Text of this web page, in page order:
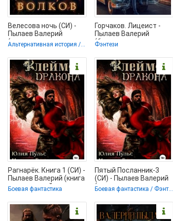
Велесова ночь (СИ) -
Пылаев Валерий
(читаемые книги
читать онлайн
бесплатно
Альтернативная история / Попаданцы
Горчаков. Лицеист -
Пылаев Валерий
(бесплатные книги
fb2) 📗
Фэнтези
Рагнарёк. Книга 1 (СИ) -
Пылаев Валерий (книга
читать онлайн
бесплатно без
Боевая фантастика
Пятый Посланник-3
(СИ) - Пылаев Валерий
(читать хорошую книгу
полностью .txt) 📗
Боевая фантастика / Фэнтези / Альтернативная история